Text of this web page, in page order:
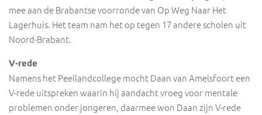
mee aan de Brabantse voorronde van Op Weg Naar Het
Lagerhuis. Het team nam het op tegen 17 andere scholen uit
Noord-Brabant.
V-rede
Namens het Peellandcollege mocht Daan van Amelsfoort een
V-rede uitspreken waarin hij aandacht vroeg voor mentale
problemen onder jongeren, daarmee won Daan zijn V-rede